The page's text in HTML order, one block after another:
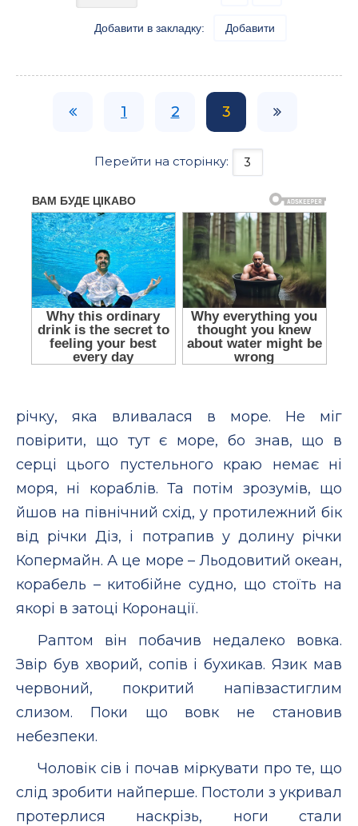
Добавити в закладку: Добавити
1 2 3
Перейти на сторінку:
річку, яка вливалася в море. Не міг
повірити, що тут є море, бо знав, що в
серці цього пустельного краю немає ні
моря, ні кораблів. Та потім зрозумів, що
йшов на північний схід, у протилежний бік
від річки Діз, і потрапив у долину річки
Копермайн. А це море – Льодовитий океан,
корабель – китобійне судно, що стоїть на
якорі в затоці Коронації.
Раптом він побачив недалеко вовка.
Звір був хворий, сопів і бухикав. Язик мав
червоний, покритий напівзастиглим
слизом. Поки що вовк не становив
небезпеки.
Чоловік сів і почав міркувати про те, що
слід зробити найперше. Постоли з укривал
протерлися наскрізь, ноги стали